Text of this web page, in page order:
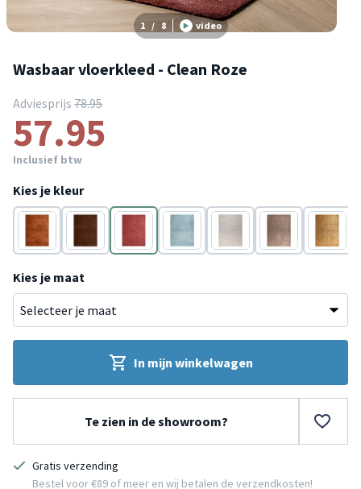
1 / 8 video
Wasbaar vloerkleed - Clean Roze
Adviesprijs 78.95
57.95
Inclusief btw
Kies je kleur
Bruin Bruin Roze Blauw Crème Bruin Goud
Kies je maat
In mijn winkelwagen
Te zien in de showroom?
Gratis verzending
Bestel voor €89 of meer en wij betalen de verzendkosten!